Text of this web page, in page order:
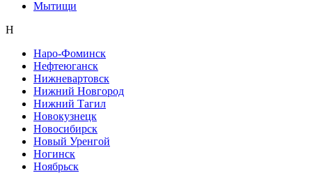
Мытищи
Н
Наро-Фоминск
Нефтеюганск
Нижневартовск
Нижний Новгород
Нижний Тагил
Новокузнецк
Новосибирск
Новый Уренгой
Ногинск
Ноябрьск